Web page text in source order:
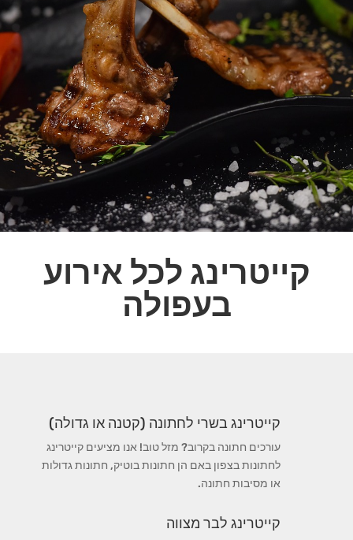
קייטרינג לכל אירוע
בעפולה
קייטרינג בשרי לחתונה (קטנה או גדולה)
עורכים חתונה בקרוב? מזל טוב! אנו מציעים קייטרינג
לחתונות בצפון באם הן חתונות בוטיק, חתונות גדולות
או מסיבות חתונה.
קייטרינג לבר מצווה